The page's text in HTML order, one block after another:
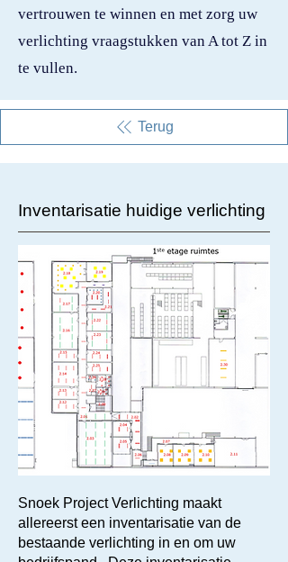
vertrouwen te winnen en met zorg uw
verlichting vraagstukken van A tot Z in
te vullen.
Terug
Inventarisatie huidige verlichting
Snoek Project Verlichting maakt
allereerst een inventarisatie van de
bestaande verlichting in en om uw